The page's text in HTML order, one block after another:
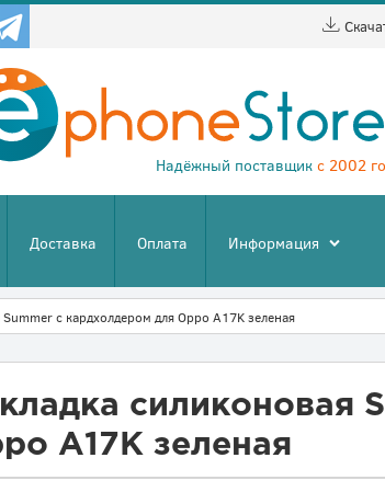
Надёжный поставщик с 2002
Доставка Оплата Информация
с кардхолдером для Oppo A17K зеленая
силиконовая
A17K зеленая